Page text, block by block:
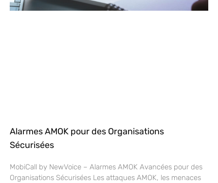
Alarmes AMOK pour des Organisations
Sécurisées
MobiCall by NewVoice – Alarmes AMOK Avancées pour des
Organisations Sécurisées Les attaques AMOK, les menaces